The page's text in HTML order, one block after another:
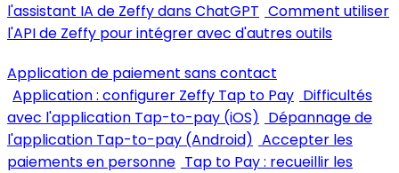
l'assistant IA de Zeffy dans ChatGPT Comment utiliser
l'API de Zeffy pour intégrer avec d'autres outils
Application de paiement sans contact
Application : configurer Zeffy Tap to Pay Difficultés
avec l'application Tap-to-pay (iOS) Dépannage de
l'application Tap-to-pay (Android) Accepter les
paiements en personne Tap to Pay : recueillir les